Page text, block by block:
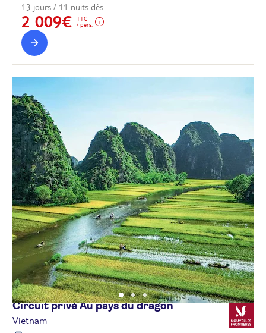
13 jours / 11 nuits dès
2 009€
TTC
/ pers.
Circuit privé Au pays dudragon
Vietnam